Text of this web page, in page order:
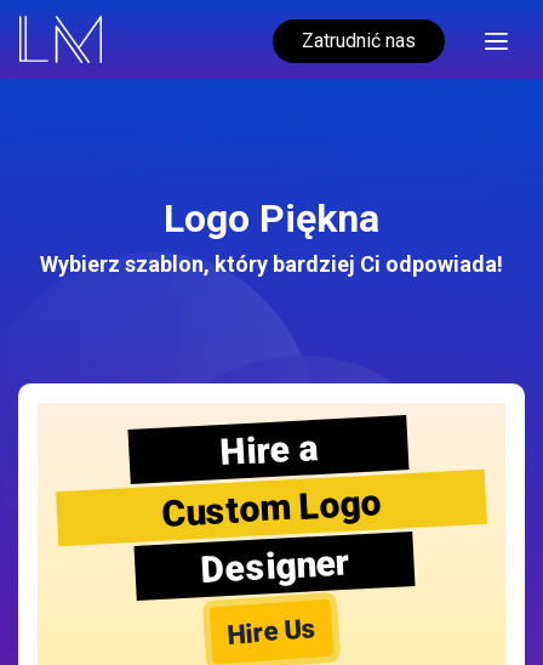
Zatrudnić nas
Logo Piękna
Wybierz szablon, który bardziej Ci odpowiada!
Hire a
Custom Logo
Designer
Hire Us